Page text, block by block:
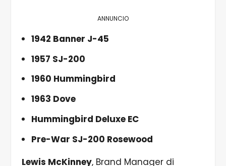
ANNUNCIO
1942 Banner J-45
1957 SJ-200
1960 Hummingbird
1963 Dove
Hummingbird Deluxe EC
Pre-War SJ-200 Rosewood
Lewis McKinney, Brand Manager di